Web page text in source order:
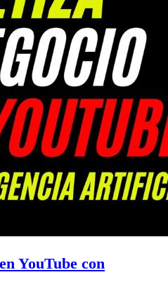
YouTube con